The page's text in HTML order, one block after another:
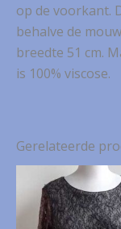
op de voorkant.
behalve de
breedte 51 cm.
is 100% viscose.
Gerelateerde